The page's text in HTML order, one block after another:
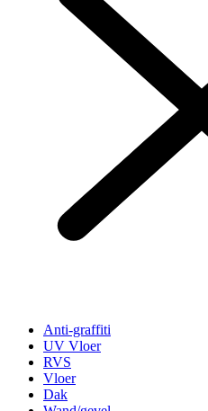
Anti-graffiti
UV Vloer
RVS
Vloer
Dak